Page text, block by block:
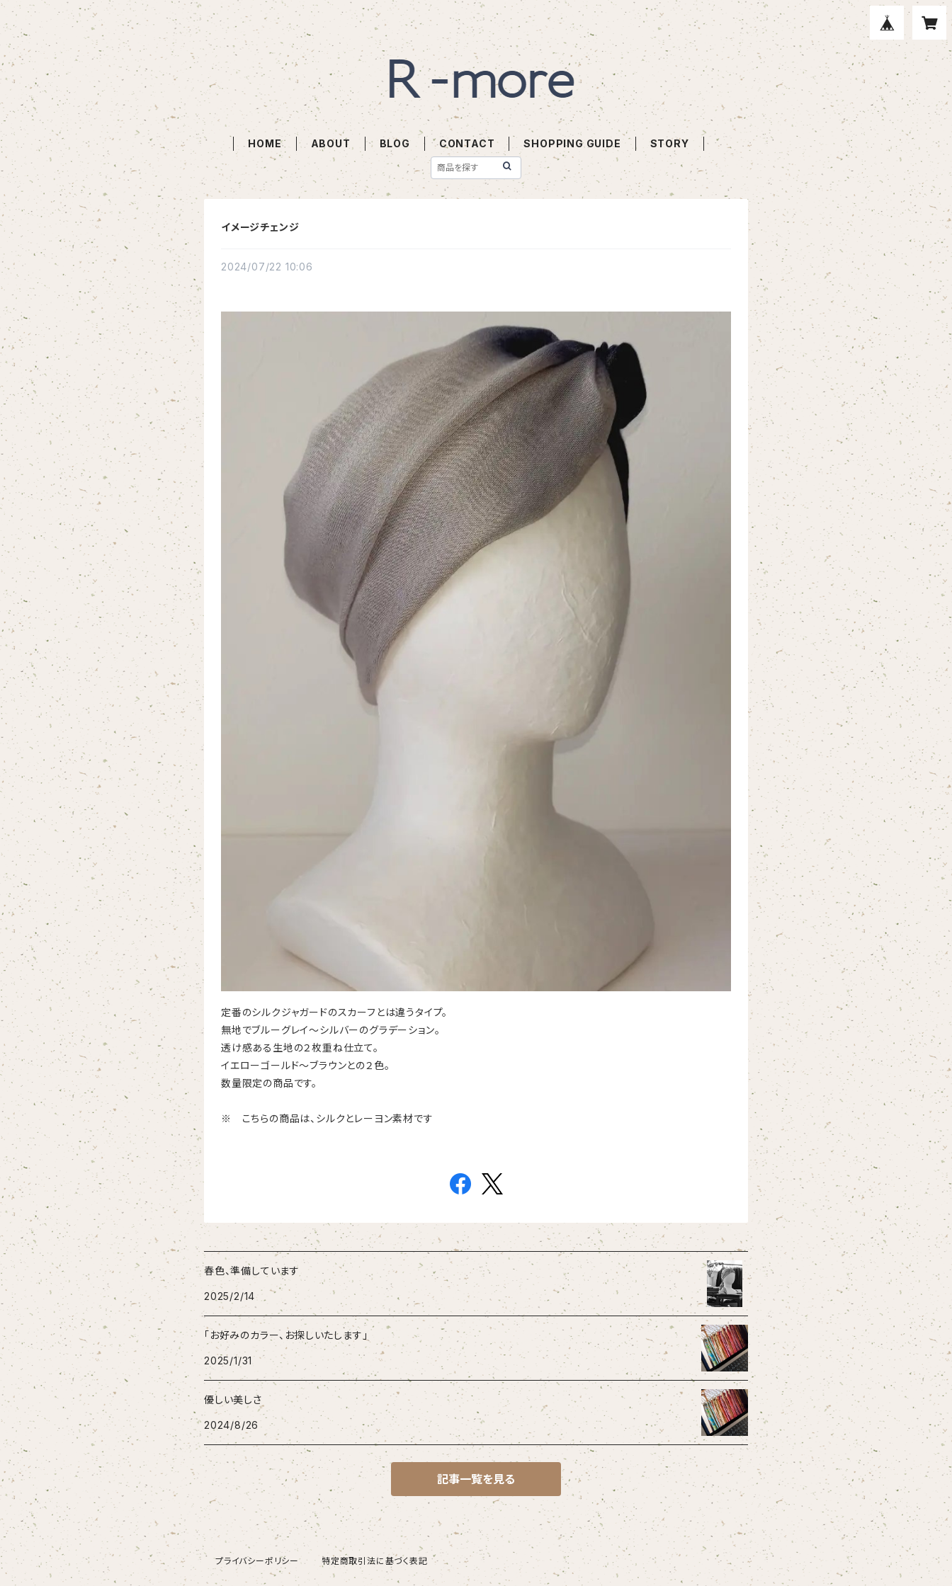
HOME ABOUT BLOG CONTACT SHOPPING GUIDE STORY
イメージチェンジ
2024/07/22 10:06
定番のシルクジャガードのスカーフとは違うタイプ。
無地でブルーグレイ～シルバーのグラデーション。
透け感ある生地の２枚重ね仕立て。
イエローゴールド～ブラウンとの２色。
数量限定の商品です。
※ こちらの商品は、シルクとレーヨン素材です
春色、準備しています
2025/2/14
「お好みのカラー、お探しいたします」
2025/1/31
優しい美しさ
2024/8/26
記事一覧を見る
プライバシーポリシー 特定商取引法に基づく表記